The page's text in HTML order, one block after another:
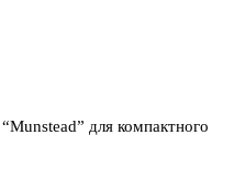
для компактного